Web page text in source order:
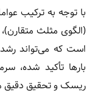
با توجه به ترکیب
(الگوی مثلث
است که می‌تواند رشد
بارها تأکید شده،
ریسک و تحقیق دقیق